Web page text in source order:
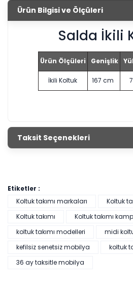
Ürün Bilgisi ve Ölçüleri
Salda İkili
Ürün Ölçüleri Genişlik
İkili Koltuk 167 cm
Taksit Seçenekleri
Etiketler :
Koltuk takımı markaları
Koltuk
Koltuk takımı
Koltuk takımı
koltuk takımı modelleri
midi
kefilsiz senetsiz mobilya
koltuk
36 ay taksitle mobilya